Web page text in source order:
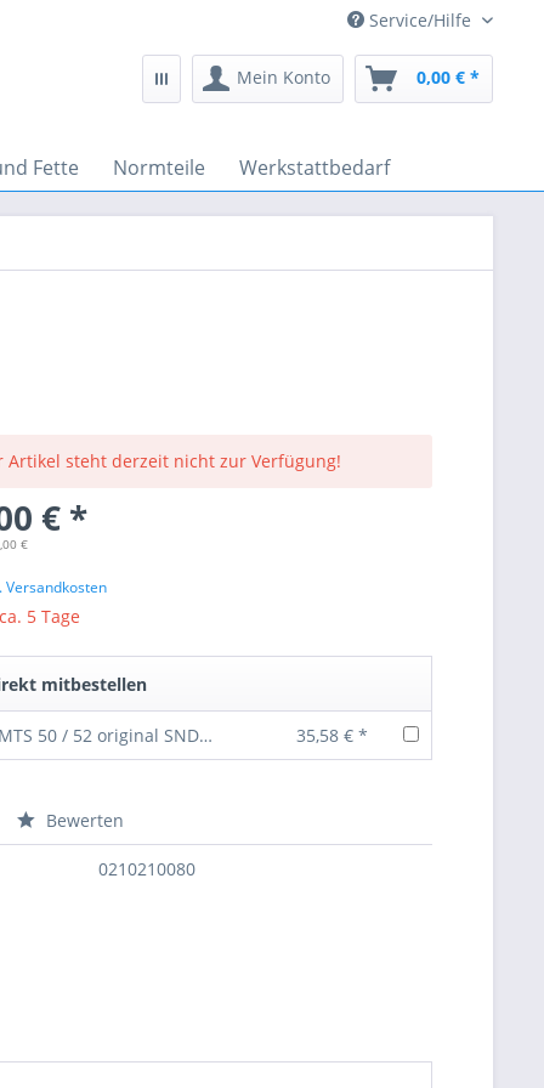
Service/Hilfe
Mein Konto 0,00 € *
Fette Normteile Werkstattbedarf
Artikel steht derzeit nicht zur Verfügung!
€ *
€
Versandkosten
5 Tage
mitbestellen
Glühkerze MTS 50 / 52 original SND100B4T 35,58 € *
Bewerten
0210210080